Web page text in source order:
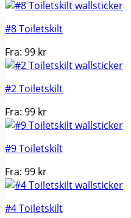
#8 Toiletskilt
Fra: 99 kr
#2 Toiletskilt
Fra: 99 kr
#9 Toiletskilt
Fra: 99 kr
#4 Toiletskilt